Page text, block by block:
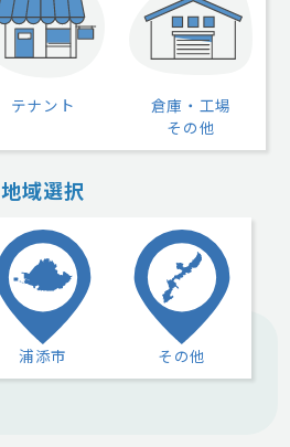
テナント
倉庫・工場
その他
地域選択
浦添市 その他